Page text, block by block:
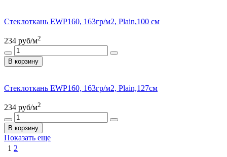
Стеклоткань ЕWР160, 163гр/м2, Plain,100 см
234 руб/м2
В корзину
Стеклоткань ЕWР160, 163гр/м2, Plain,127см
234 руб/м2
В корзину
Показать еще
1 2